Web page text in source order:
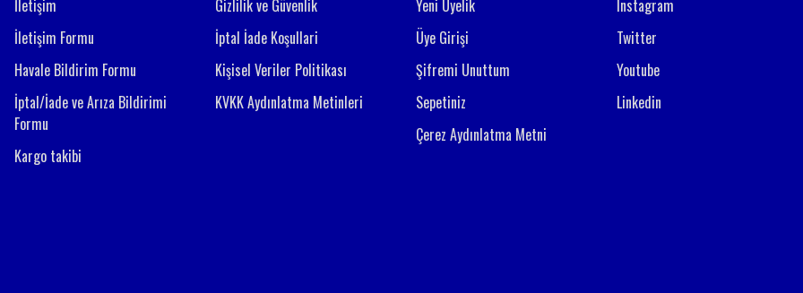
İletişim
İletişim Formu
Havale Bildirim Formu
İptal/İade ve Arıza Bildirimi
Formu
Kargo takibi
Gizlilik ve Güvenlik
İptal İade Koşullari
Kişisel Veriler Politikası
KVKK Aydınlatma Metinleri
Yeni Üyelik
Üye Girişi
Şifremi Unuttum
Sepetiniz
Çerez Aydınlatma Metni
Instagram
Twitter
Youtube
Linkedin